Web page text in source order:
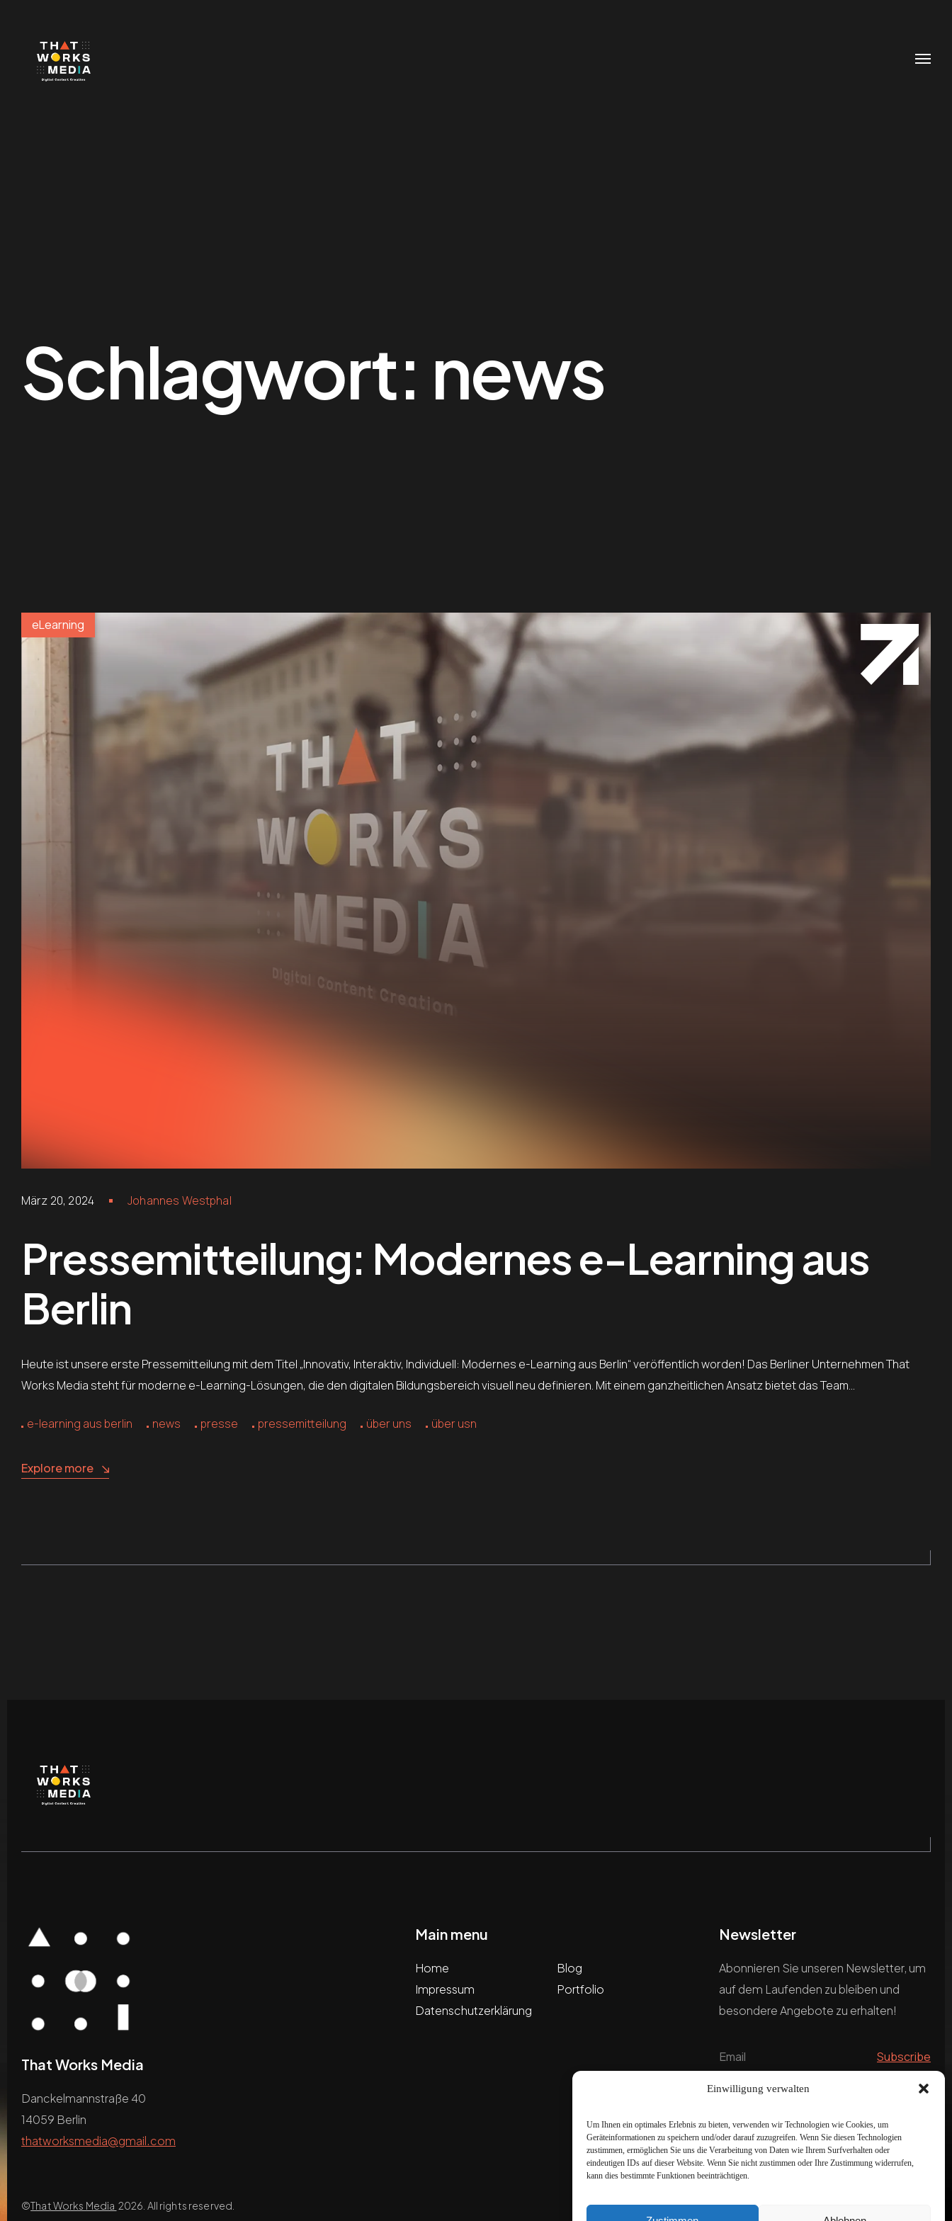
Einwilligung verwalten
Um Ihnen ein optimales Erlebnis zu bieten, verwenden wir Technologien wie Cookies, um
Geräteinformationen zu speichern und/oder darauf zuzugreifen. Wenn Sie diesen Technologien
zustimmen, ermöglichen Sie uns die Verarbeitung von Daten wie Ihrem Surfverhalten oder
eindeutigen IDs auf dieser Website. Wenn Sie nicht zustimmen oder Ihre Zustimmung widerrufen,
kann dies bestimmte Funktionen beeinträchtigen.
Schlagwort: news
eLearning
März 20, 2024 Johannes Westphal
Pressemitteilung: Modernes e-Learning aus
Berlin
Heute ist unsere erste Pressemitteilung mit dem Titel „Innovativ, Interaktiv, Individuell: Modernes e-Learning aus Berlin“ veröffentlich worden! Das Berliner Unternehmen That
Works Media steht für moderne e-Learning-Lösungen, die den digitalen Bildungsbereich visuell neu definieren. Mit einem ganzheitlichen Ansatz bietet das Team…
e-learning aus berlin news presse pressemitteilung über uns über usn
Explore more
That Works Media
Danckelmannstraße 40
14059 Berlin
thatworksmedia@gmail.com
©That Works Media 2026. All rights reserved.
Main menu
Home
Impressum
Datenschutzerklärung
Blog
Portfolio
Newsletter
Abonnieren Sie unseren Newsletter, um
auf dem Laufenden zu bleiben und
besondere Angebote zu erhalten!